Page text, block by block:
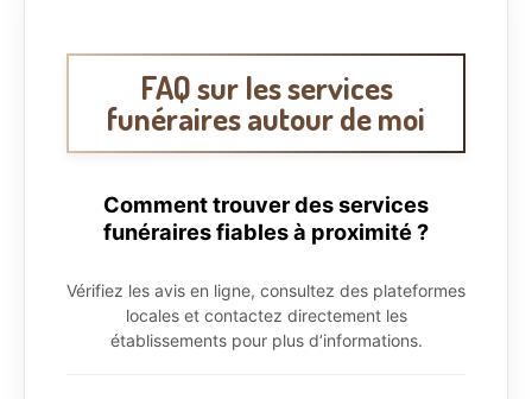
FAQ sur les services
funéraires autour de moi
Comment trouver des services
funéraires fiables à proximité ?
Vérifiez les avis en ligne, consultez des plateformes
locales et contactez directement les
établissements pour plus d’informations.